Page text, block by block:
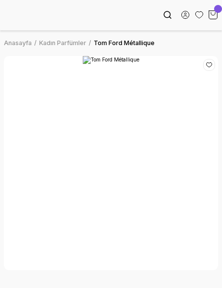
Anasayfa Kadın Parfümler Tom Ford Métallique